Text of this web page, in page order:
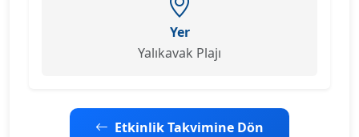
Yer
Yalıkavak Plajı
Etkinlik Takvimine Dön